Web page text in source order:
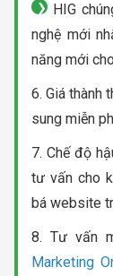
HIG
nghệ mới
năng mới
6. Giá thành
sung miễn
7. Chế độ
tư vấn cho
bá website
8. Tư vấn
Marketing